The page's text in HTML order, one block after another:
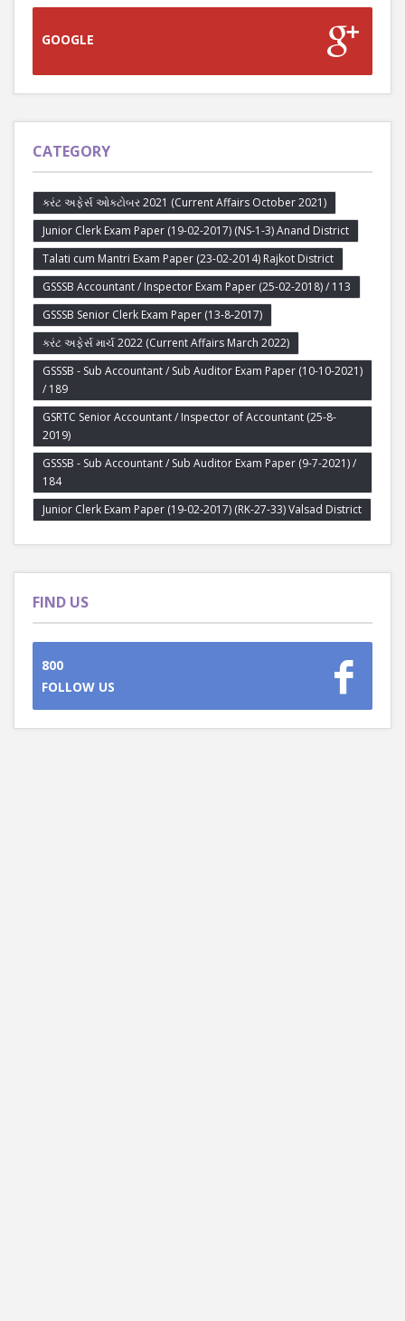
GOOGLE
CATEGORY
કરંટ અફેર્સ ઓક્ટોબર 2021 (Current Affairs October 2021)
Junior Clerk Exam Paper (19-02-2017) (NS-1-3) Anand District
Talati cum Mantri Exam Paper (23-02-2014) Rajkot District
GSSSB Accountant / Inspector Exam Paper (25-02-2018) / 113
GSSSB Senior Clerk Exam Paper (13-8-2017)
કરંટ અફેર્સ માર્ચ 2022 (Current Affairs March 2022)
GSSSB - Sub Accountant / Sub Auditor Exam Paper (10-10-2021)
/ 189
GSRTC Senior Accountant / Inspector of Accountant (25-8-
2019)
GSSSB - Sub Accountant / Sub Auditor Exam Paper (9-7-2021) /
184
Junior Clerk Exam Paper (19-02-2017) (RK-27-33) Valsad District
FIND US
800
FOLLOW US